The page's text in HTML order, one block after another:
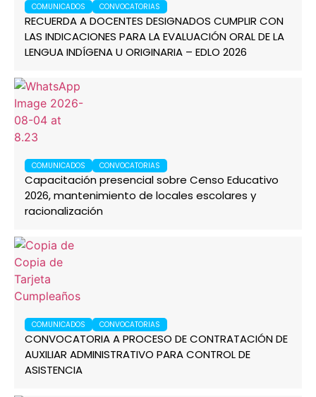
COMUNICADOS CONVOCATORIAS
RECUERDA A DOCENTES DESIGNADOS CUMPLIR CON
LAS INDICACIONES PARA LA EVALUACIÓN ORAL DE LA
LENGUA INDÍGENA U ORIGINARIA – EDLO 2026
COMUNICADOS CONVOCATORIAS
Capacitación presencial sobre Censo Educativo
2026, mantenimiento de locales escolares y
racionalización
COMUNICADOS CONVOCATORIAS
CONVOCATORIA A PROCESO DE CONTRATACIÓN DE
AUXILIAR ADMINISTRATIVO PARA CONTROL DE
ASISTENCIA